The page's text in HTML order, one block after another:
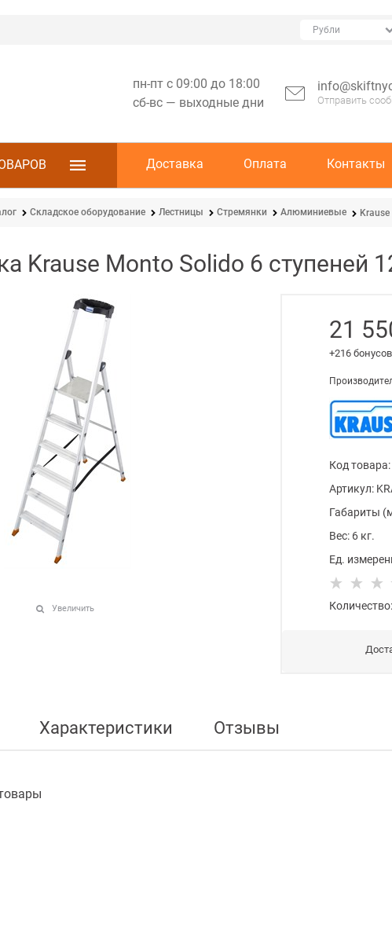
пн-пт с 09:00 до 18:00
сб-вс — выходные дни
Отправить
Доставка Оплата Контакты
Складское оборудование Лестницы Стремянки Алюминиевые Krause
Krause Monto Solido 6 ступеней
Увеличить
21
+216 бонусов
Код товара:
Артикул:
Габариты
Вес: 6 кг.
Ед.
Количество:
Характеристики Отзывы